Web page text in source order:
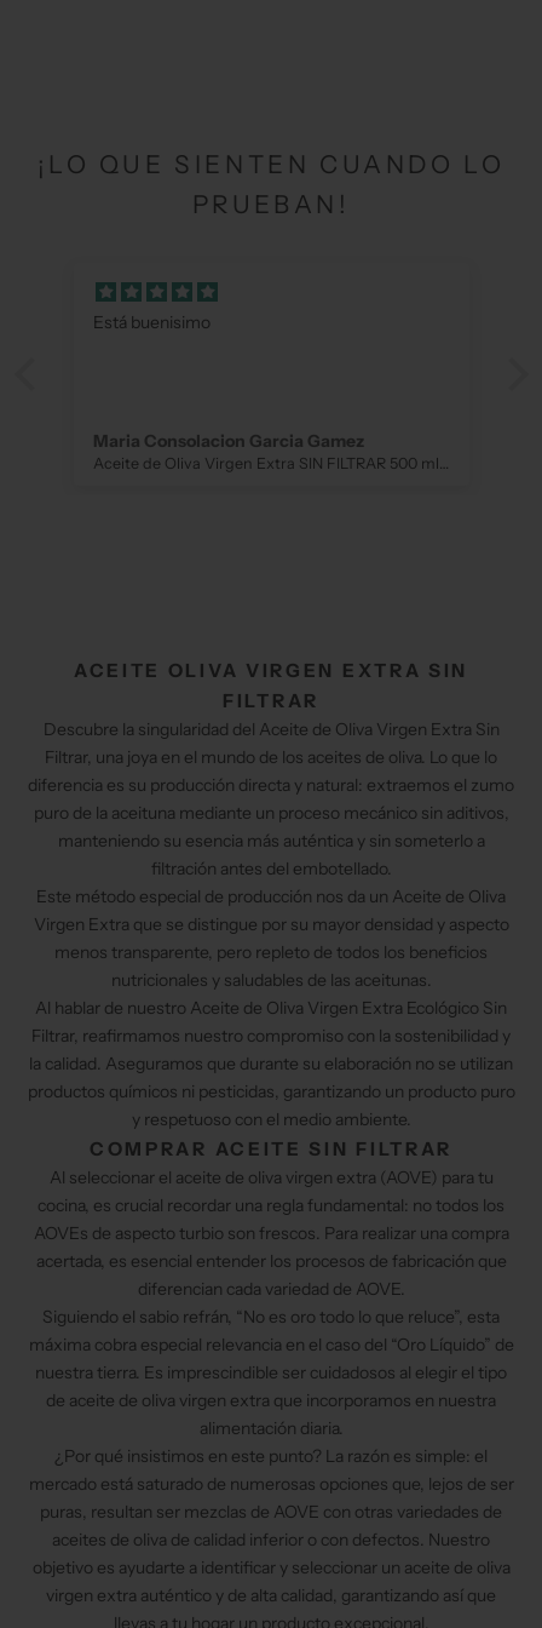
¡LO QUE SIENTEN CUANDO LO
PRUEBAN!
Está buenisimo
Maria Consolacion Garcia Gamez
Aceite de Oliva Virgen Extra SIN FILTRAR 500 ml. NUESTRO
ACEITE OLIVA VIRGEN EXTRA SIN
FILTRAR
Descubre la singularidad del Aceite de Oliva Virgen Extra Sin
Filtrar, una joya en el mundo de los aceites de oliva. Lo que lo
diferencia es su producción directa y natural: extraemos el zumo
puro de la aceituna mediante un proceso mecánico sin aditivos,
manteniendo su esencia más auténtica y sin someterlo a
filtración antes del embotellado.
Este método especial de producción nos da un Aceite de Oliva
Virgen Extra que se distingue por su mayor densidad y aspecto
menos transparente, pero repleto de todos los beneficios
nutricionales y saludables de las aceitunas.
Al hablar de nuestro Aceite de Oliva Virgen Extra Ecológico Sin
Filtrar, reafirmamos nuestro compromiso con la sostenibilidad y
la calidad. Aseguramos que durante su elaboración no se utilizan
productos químicos ni pesticidas, garantizando un producto puro
y respetuoso con el medio ambiente.
COMPRAR ACEITE SIN FILTRAR
Al seleccionar el aceite de oliva virgen extra (AOVE) para tu
cocina, es crucial recordar una regla fundamental: no todos los
AOVEs de aspecto turbio son frescos. Para realizar una compra
acertada, es esencial entender los procesos de fabricación que
diferencian cada variedad de AOVE.
Siguiendo el sabio refrán, “No es oro todo lo que reluce”, esta
máxima cobra especial relevancia en el caso del “Oro Líquido” de
nuestra tierra. Es imprescindible ser cuidadosos al elegir el tipo
de aceite de oliva virgen extra que incorporamos en nuestra
alimentación diaria.
¿Por qué insistimos en este punto? La razón es simple: el
mercado está saturado de numerosas opciones que, lejos de ser
puras, resultan ser mezclas de AOVE con otras variedades de
aceites de oliva de calidad inferior o con defectos. Nuestro
objetivo es ayudarte a identificar y seleccionar un aceite de oliva
virgen extra auténtico y de alta calidad, garantizando así que
llevas a tu hogar un producto excepcional.